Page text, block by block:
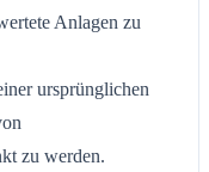
Anlagen zu
ursprünglichen
zu werden.